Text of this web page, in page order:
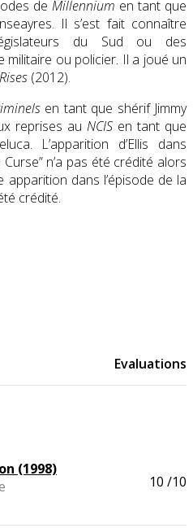
de Millennium en tant que
Il s’est fait connaître
du Sud ou des
militaire ou policier. Il a joué un
(2012).
en tant que shérif Jimmy
reprises au NCIS en tant que
L’apparition d’Ellis dans
n’a pas été crédité alors
dans l’épisode de la
crédité.
Evaluations
(1998)
10 /10